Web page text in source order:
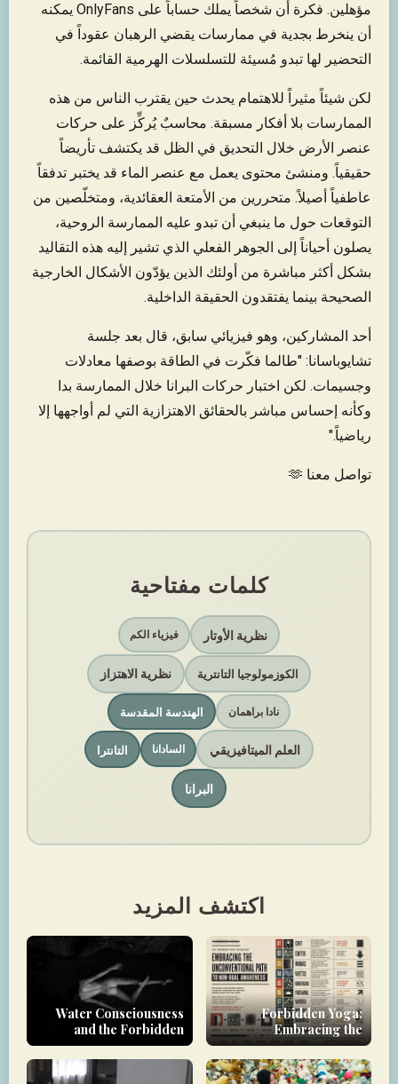
مؤهلين. فكرة أن شخصاً يملك حساباً على OnlyFans يمكنه
أن ينخرط بجدية في ممارسات يقضي الرهبان عقوداً في
التحضير لها تبدو مُسيئة للتسلسلات الهرمية القائمة.
لكن شيئاً مثيراً للاهتمام يحدث حين يقترب الناس من هذه
الممارسات بلا أفكار مسبقة. محاسبٌ يُركِّز على حركات
عنصر الأرض خلال التحديق في الظل قد يكتشف تأريضاً
حقيقياً. ومنشئ محتوى يعمل مع عنصر الماء قد يختبر تدفقاً
عاطفياً أصيلاً. متحررين من الأمتعة العقائدية، ومتخلّصين من
التوقعات حول ما ينبغي أن تبدو عليه الممارسة الروحية،
يصلون أحياناً إلى الجوهر الفعلي الذي تشير إليه هذه التقاليد
بشكل أكثر مباشرة من أولئك الذين يؤدّون الأشكال الخارجية
الصحيحة بينما يفتقدون الحقيقة الداخلية.
أحد المشاركين، وهو فيزيائي سابق، قال بعد جلسة
تشايوباسانا: "طالما فكّرت في الطاقة بوصفها معادلات
وجسيمات. لكن اختبار حركات البرانا خلال الممارسة بدا
وكأنه إحساس مباشر بالحقائق الاهتزازية التي لم أواجهها إلا
رياضياً."
تواصل معنا 🫶
كلمات مفتاحية
نظرية الأوتار فيزياء الكم
الكوزمولوجيا التانترية نظرية الاهتزاز
نادا براهمان الهندسة المقدسة
العلم الميتافيزيقي السادانا التانترا
البرانا
اكتشف المزيد
Forbidden Yoga:
Embracing the
Unconventional Path to
Non-Dual Awareness
Water Consciousness
and the Forbidden
Realm